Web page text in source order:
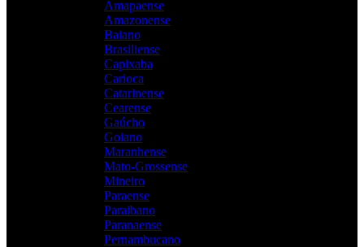
Amapaense
Amazonense
Baiano
Brasiliense
Capixaba
Carioca
Catarinense
Cearense
Gaúcho
Goiano
Maranhense
Mato-Grossense
Mineiro
Paraense
Paraibano
Paranaense
Pernambucano